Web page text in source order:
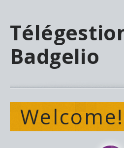
Badgelio
Welcome!